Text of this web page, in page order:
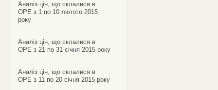
Аналіз цін, що склалися в
ОРЕ з 1 по 10 лютого 2015
року
Аналіз цін, що склалися в
ОРЕ з 21 по 31 січня 2015 року
Аналіз цін, що склалися в
ОРЕ з 11 по 20 січня 2015 року